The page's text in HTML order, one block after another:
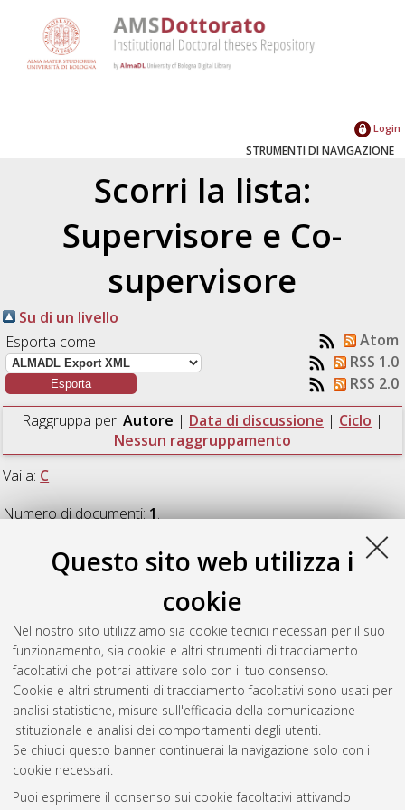
Questo sito web utilizza i
cookie
Nel nostro sito utilizziamo sia cookie tecnici necessari per il suo
funzionamento, sia cookie e altri strumenti di tracciamento
facoltativi che potrai attivare solo con il tuo consenso.
Cookie e altri strumenti di tracciamento facoltativi sono usati per
analisi statistiche, misure sull'efficacia della comunicazione
istituzionale e analisi dei comportamenti degli utenti.
Se chiudi questo banner continuerai la navigazione solo con i
cookie necessari.
Puoi esprimere il consenso sui cookie facoltativi attivando
Login
STRUMENTI DI NAVIGAZIONE
Scorri la lista:
Supervisore e Co-
supervisore
Su di un livello
Esporta come
Atom
RSS 1.0
RSS 2.0
Raggruppa per: Autore | Data di discussione | Ciclo |
Nessun raggruppamento
Vai a: C
Numero di documenti:1.
Trasduzione del segnale e poliamine
nell'apoptosi di cellule cardiache, [Dissertation thesis], Alma
Mater Studiorum Università di Bologna. Dottorato di ricerca in
Biochimica, 21 Ciclo. DOI 10.6092/unibo/amsdottorato/1577.
Questa lista e' stata generata ilFri Aug 7 20:44:10 2026 CEST
Atom